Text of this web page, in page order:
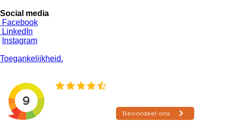
Social media
Facebook
LinkedIn
Instagram
Toegankelijkheid.